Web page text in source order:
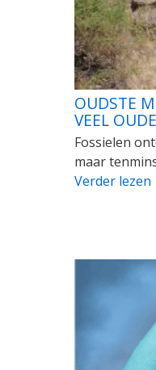
OUDSTE
VEEL
Fossielen
maar
Verder lezen